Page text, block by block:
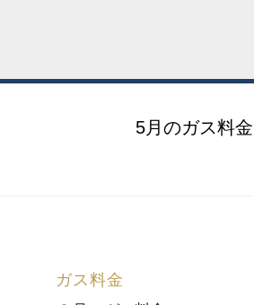
5月のガス料金
ガス料金